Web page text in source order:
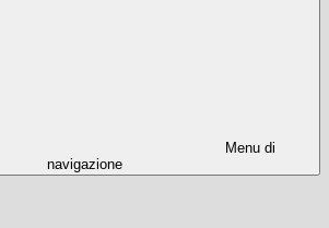
Menu di
navigazione